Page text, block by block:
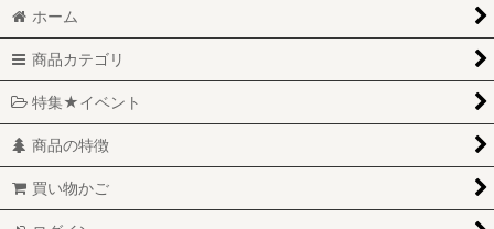
ホーム
商品カテゴリ
特集★イベント
商品の特徴
買い物かご